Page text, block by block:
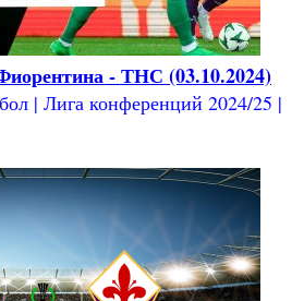
- ТНС (03.10.2024)
| Лига конференций 2024/25 |